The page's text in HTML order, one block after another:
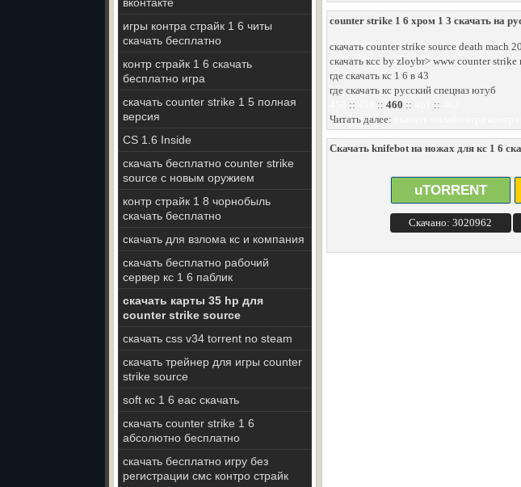
игры контра страйк 1 6 читы
скачать бесплатно
контр страйк 1 6 скачать
бесплатно игра
скачать counter strike 1 5 полная
версия
CS 1.6 Inside
скачать бесплатно counter strike
source с новым оружием
контр страйк 1 8 чорнобыль
скачать бесплатно
скачать для взлома кс и компания
скачать бесплатно рабочий
сервер кс 1 6 паблик
скачать карты 35 hp для
counter strike source
скачать css v34 torrent no steam
скачать трейнер для игры counter
strike source
soft кс 1 6 eac скачать
скачать counter strike 1 6
абсолютно бесплатно
скачать бесплатно игру без
регистрации смс контро страйк
counter strike 1 6 хром 1 3 скачать на
скачать counter strike source death mach
скачать ксс by zloybr> www counter strike
где скачать кс 1 6 в 43
где скачать кс русский спецназ ютуб
:: :: 460 :: ::
Читать далее:
Скачать knifebot на ножах для кс 1 6
uTORRENT
Скачано: 3020962